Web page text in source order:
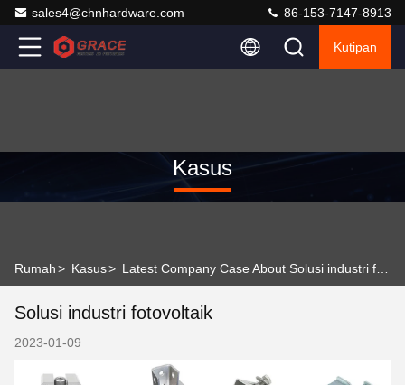
sales4@chnhardware.com 86-153-7147-8913
Kutipan
Kasus
Rumah> Kasus>
Solusi industri fotovoltaik
2023-01-09